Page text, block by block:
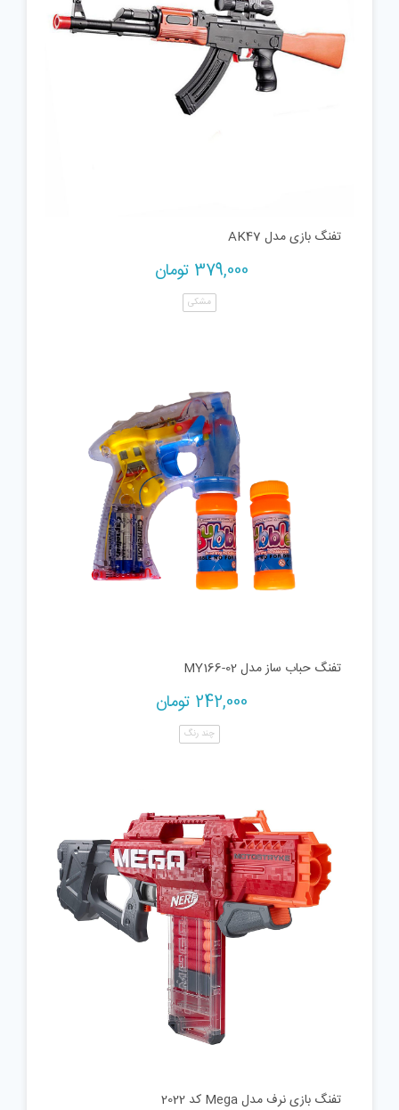
تفنگ بازی مدل AK47
379,000 تومان
مشکی
تفنگ حباب ساز مدل MY166-02
242,000 تومان
چند رنگ
تفنگ بازی نرف مدل Mega کد 2022